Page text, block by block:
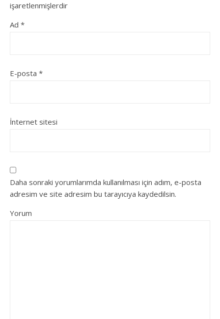
işaretlenmişlerdir
Ad *
E-posta *
İnternet sitesi
Daha sonraki yorumlarımda kullanılması için adım, e-posta
adresim ve site adresim bu tarayıcıya kaydedilsin.
Yorum